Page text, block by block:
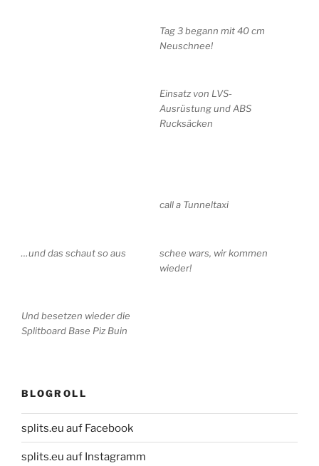
Tag 3 begann mit 40 cm
Neuschnee!
Einsatz von LVS-
Ausrüstung und ABS
Rucksäcken
call a Tunneltaxi
…und das schaut so aus
schee wars, wir kommen
wieder!
Und besetzen wieder die
Splitboard Base Piz Buin
BLOGROLL
splits.eu auf Facebook
splits.eu auf Instagramm